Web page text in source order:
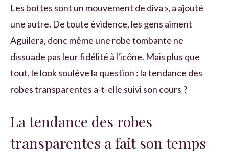
Les bottes sont un mouvement de diva », a ajouté
une autre. De toute évidence, les gens aiment
Aguilera, donc même une robe tombante ne
dissuade pas leur fidélité à l'icône. Mais plus que
tout, le look soulève la question : la tendance des
robes transparentes a-t-elle suivi son cours ?
La tendance des robes
transparentes a fait son temps